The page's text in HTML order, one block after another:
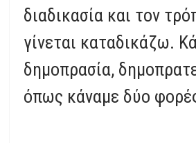
διαδικασία και τον
γίνεται καταδικάζω.
δημοπρασία,
όπως κάναμε δύο